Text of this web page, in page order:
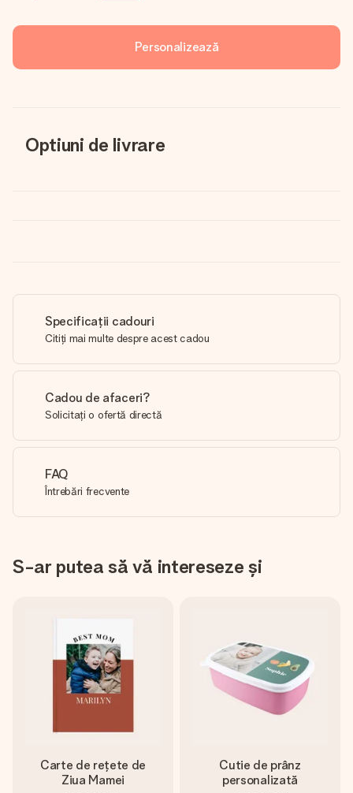
Personalizează
Optiuni de livrare
Specificații cadouri
Citiți mai multe despre acest cadou
Cadou de afaceri?
Solicitați o ofertă directă
FAQ
Întrebări frecvente
S-ar putea să vă intereseze și
Carte de rețete de
Ziua Mamei
Cutie de prânz
personalizată